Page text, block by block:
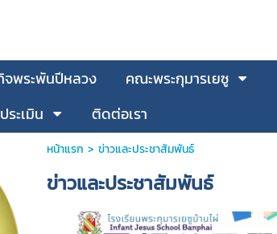
พระพันปีหลวง คณะพระกุมารเยซู
ระเมิน ติดต่อเรา
หน้าแรก > ข่าวและประชาสัมพันธ์
ข่าวและประชาสัมพันธ์